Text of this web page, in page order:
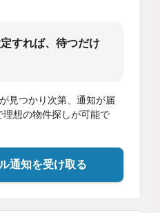
すれば、待つだけ
見つかり次第、通知が届
理想の物件探しが可能で
通知を受け取る